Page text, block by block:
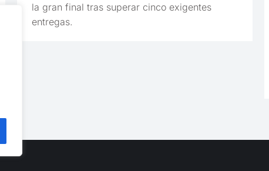
la gran final tras superar cinco exigentes
entregas.